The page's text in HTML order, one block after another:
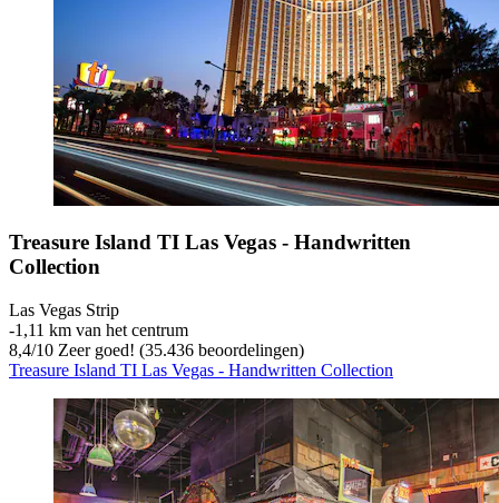
Treasure Island TI Las Vegas - Handwritten
Collection
Las Vegas Strip
‐1,11 km van het centrum
8,4/10 Zeer goed! (35.436 beoordelingen)
Treasure Island TI Las Vegas - Handwritten Collection